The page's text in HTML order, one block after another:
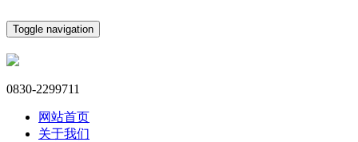
Toggle navigation
0830-2299711
网站首页
关于我们